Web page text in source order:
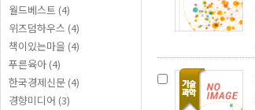
월드베스트 (4)
위즈덤하우스 (4)
책이있는마을 (4)
푸른육아 (4)
한국경제신문 (4)
경향미디어 (3)